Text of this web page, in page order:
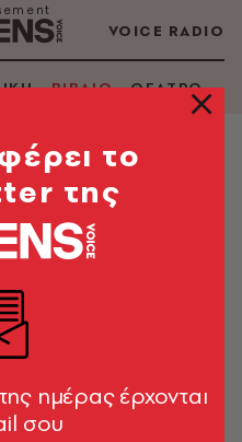
VOICE RADIO
ΒΙΒΛΙΟ ΘΕΑΤΡΟ -
το
της
ημέρας έρχονται
σου